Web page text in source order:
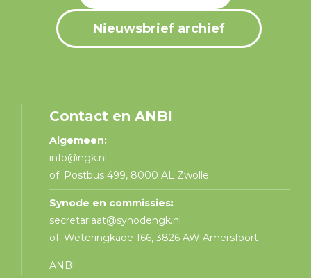
Nieuwsbrief archief
Contact en ANBI
Algemeen:
info@ngk.nl
of: Postbus 499, 8000 AL Zwolle
Synode en commissies:
secretariaat@synodengk.nl
of: Weteringkade 166, 3826 AW Amersfoort
ANBI